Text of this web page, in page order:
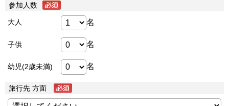
参加人数
大人 名
子供 名
幼児(2歳未満) 名
旅行先 方面